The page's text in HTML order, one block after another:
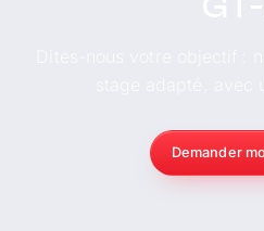
Demander